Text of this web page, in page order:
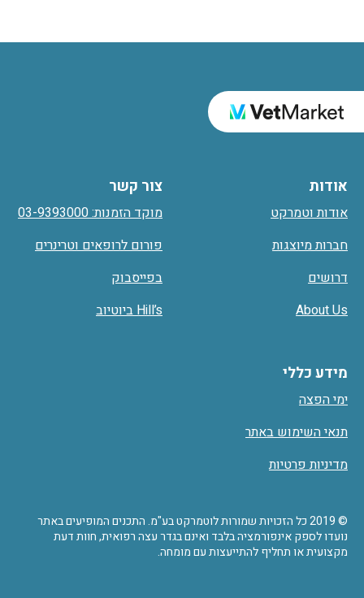
אודות
אודות וטמרקט
חברות מיוצגות
דרושים
About Us
מידע כללי
ימי הפצה
תנאי השימוש באתר
מדיניות פרטיות
צור קשר
מוקד הזמנות: 03-9393000
פורום לרופאים וטרינרים
בפייסבוק
Hill’s ביוטיוב
© 2019 כל הזכויות שמורות לוטמרקט בע"מ. התכנים המופיעים באתר
נועדו לספק אינפורמציה בלבד ואינם בגדר עצה רפואית, חוות דעת
מקצועית או תחליף להתייעצות עם מומחה.